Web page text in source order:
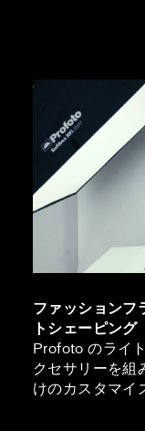
ファッションフ
トシェーピング
Profoto のライ
クセサリーを組
けのカスタマイ